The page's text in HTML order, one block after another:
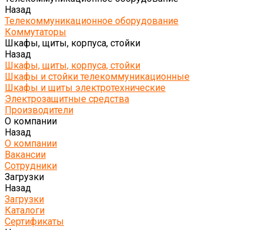
Назад
Телекоммуникационное оборудование
Коммутаторы
Шкафы, щиты, корпуса, стойки
Назад
Шкафы, щиты, корпуса, стойки
Шкафы и стойки телекоммуникационные
Шкафы и щиты электротехнические
Электрозащитные средства
Производители
О компании
Назад
О компании
Вакансии
Сотрудники
Загрузки
Назад
Загрузки
Каталоги
Сертификаты